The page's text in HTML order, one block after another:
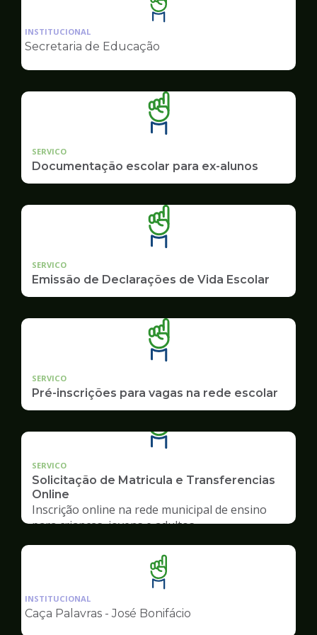
Ilustração
da
pagina
Educação
INSTITUCIONAL
Secretaria de Educação
SERVICO
Documentação escolar para ex-alunos
SERVICO
Emissão de Declarações de Vida Escolar
SERVICO
Pré-inscrições para vagas na rede escolar
SERVICO
Solicitação de Matricula e Transferencias
Online
Inscrição online na rede municipal de ensino
para crianças, jovens e adultos
Ilustração
da
pagina
INSTITUCIONAL
Caça Palavras - José Bonifácio